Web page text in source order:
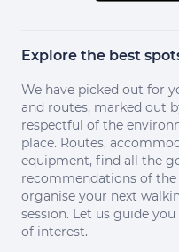
Explore the best
We have picked out for
and routes, marked out
respectful of the
place. Routes,
equipment, find all the
recommendations of
organise your next
session. Let us guide
of interest.